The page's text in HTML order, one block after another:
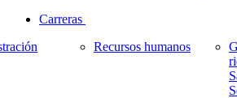
Carreras
Recursos humanos